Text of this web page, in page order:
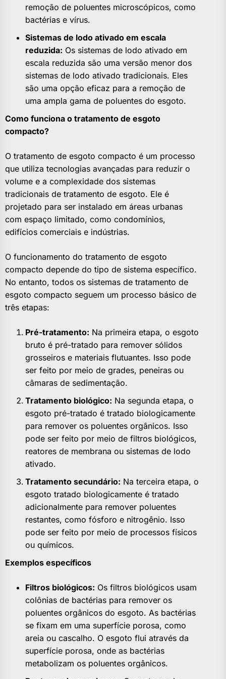
remoção de poluentes microscópicos, como
bactérias e vírus.
Sistemas de lodo ativado em escala
reduzida: Os sistemas de lodo ativado em
escala reduzida são uma versão menor dos
sistemas de lodo ativado tradicionais. Eles
são uma opção eficaz para a remoção de
uma ampla gama de poluentes do esgoto.
Como funciona o tratamento de esgoto
compacto?
O tratamento de esgoto compacto é um processo
que utiliza tecnologias avançadas para reduzir o
volume e a complexidade dos sistemas
tradicionais de tratamento de esgoto. Ele é
projetado para ser instalado em áreas urbanas
com espaço limitado, como condomínios,
edifícios comerciais e indústrias.
O funcionamento do tratamento de esgoto
compacto depende do tipo de sistema específico.
No entanto, todos os sistemas de tratamento de
esgoto compacto seguem um processo básico de
três etapas:
Pré-tratamento: Na primeira etapa, o esgoto
bruto é pré-tratado para remover sólidos
grosseiros e materiais flutuantes. Isso pode
ser feito por meio de grades, peneiras ou
câmaras de sedimentação.
Tratamento biológico: Na segunda etapa, o
esgoto pré-tratado é tratado biologicamente
para remover os poluentes orgânicos. Isso
pode ser feito por meio de filtros biológicos,
reatores de membrana ou sistemas de lodo
ativado.
Tratamento secundário: Na terceira etapa, o
esgoto tratado biologicamente é tratado
adicionalmente para remover poluentes
restantes, como fósforo e nitrogênio. Isso
pode ser feito por meio de processos físicos
ou químicos.
Exemplos específicos
Filtros biológicos: Os filtros biológicos usam
colônias de bactérias para remover os
poluentes orgânicos do esgoto. As bactérias
se fixam em uma superfície porosa, como
areia ou cascalho. O esgoto flui através da
superfície porosa, onde as bactérias
metabolizam os poluentes orgânicos.